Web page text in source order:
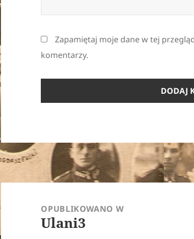
Zapamiętaj moje dane w tej
komentarzy.
Nawigacja
wpisu
OPUBLIKOWANO W
Ulani3